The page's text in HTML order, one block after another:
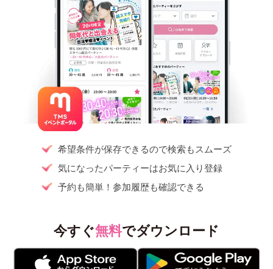
希望条件が保存できるので検索もスムーズ
気になったパーティーはお気に入り登録
予約も簡単！参加履歴も確認できる
今すぐ無料でダウンロード